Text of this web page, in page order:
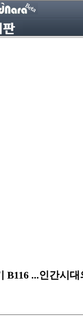
B116 ...인간시